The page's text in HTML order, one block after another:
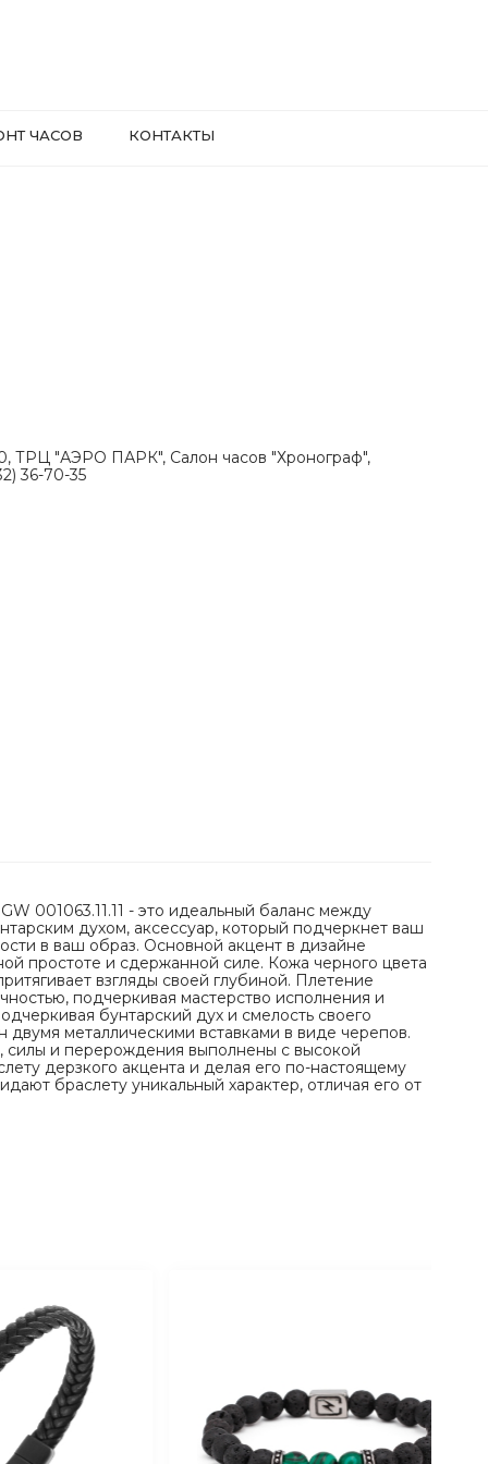
ЧАСОВ КОНТАКТЫ
ТРЦ "АЭРО ПАРК", Салон часов "Хронограф",
36-70-35
001063.11.11 - это идеальный баланс между
духом, аксессуар, который подчеркнет ваш
в ваш образ. Основной акцент в дизайне
простоте и сдержанной силе. Кожа черного цвета
взгляды своей глубиной. Плетение
подчеркивая мастерство исполнения и
бунтарский дух и смелость своего
двумя металлическими вставками в виде черепов.
силы и перерождения выполнены с высокой
дерзкого акцента и делая его по-настоящему
браслету уникальный характер, отличая его от